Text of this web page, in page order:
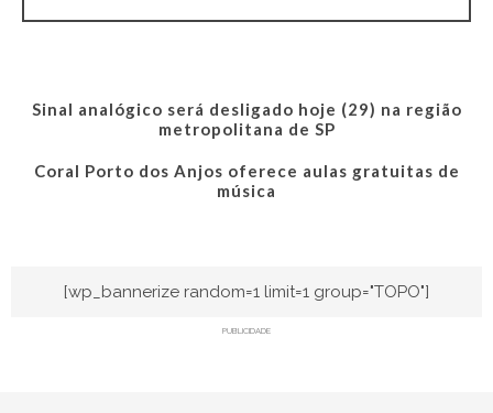
Sinal analógico será desligado hoje (29) na região
metropolitana de SP
Coral Porto dos Anjos oferece aulas gratuitas de
música
[wp_bannerize random=1 limit=1 group="TOPO"]
PUBLICIDADE